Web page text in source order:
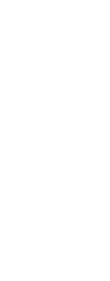
たは両方に、検索したい金
てください。